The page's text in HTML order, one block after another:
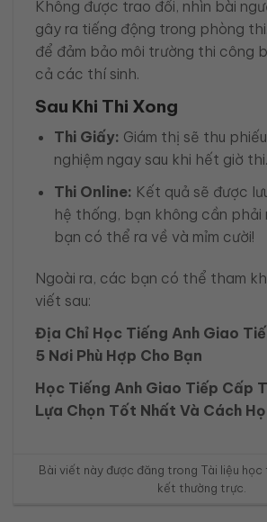
Không được trao đổi, nhìn bài
gây ra tiếng động trong phòng
để đảm bảo môi trường thi công
cả các thí sinh.
Sau Khi Thi Xong
Thi Giấy: Giám thị sẽ thu
nghiệm ngay sau khi hết giờ thi.
Thi Online: Kết quả sẽ được
hệ thống, bạn không cần phải
bạn có thể ra về và mỉm cười!
Ngoài ra, các bạn có thể tham
viết sau:
Địa Chỉ Học Tiếng Anh Giao
5 Nơi Phù Hợp Cho Bạn
Học Tiếng Anh Giao Tiếp Cấp
Lựa Chọn Tốt Nhất Và Cách
Bài viết này được đăng trong Tài liệu học
kết thường trực